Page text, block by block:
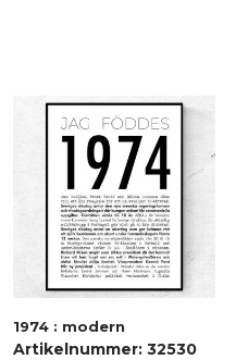
1974 : modern
Artikelnummer: 32530